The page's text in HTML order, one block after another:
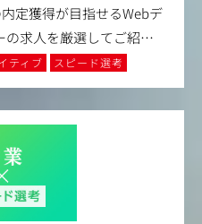
定獲得が目指せるWebデ
の求人を厳選してご紹…
ティブ スピード選考